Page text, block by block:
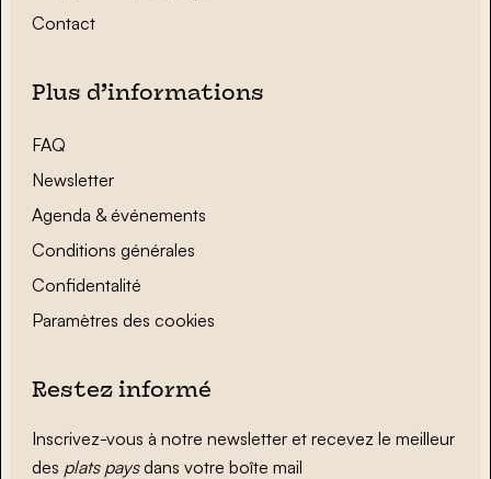
Contact
Plus d’informations
FAQ
Newsletter
Agenda & événements
Conditions générales
Confidentalité
Paramètres des cookies
Restez informé
Inscrivez-vous à notre newsletter et recevez le meilleur
des plats paysdans votre boîte mail